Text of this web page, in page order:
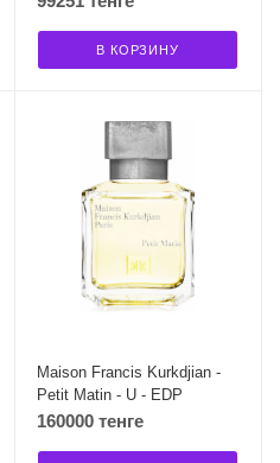
В КОРЗИНУ
Maison Francis Kurkdjian -
Petit Matin - U - EDP
160000 тенге